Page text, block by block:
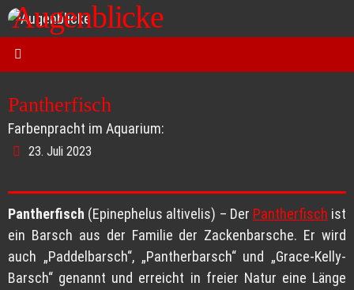
Zum
Inhalt
springen
Augenblicke
Kurt O. Wörl - Fotografie
Pantherfisch
Farbenpracht im Aquarium:
23. Juli 2023
Pantherfisch (Epinephelus altivelis) – Der Pantherfisch ist
ein Barsch aus der Familie der Zackenbarsche. Er wird
auch „Paddelbarsch“, „Pantherbarsch“ und „Grace-Kelly-
Barsch“ genannt und erreicht in freier Natur eine Länge